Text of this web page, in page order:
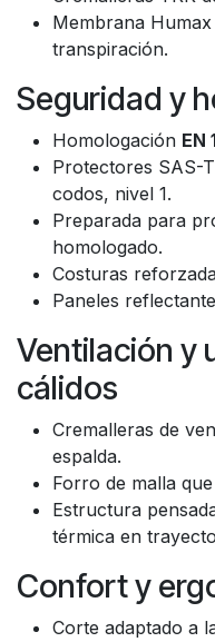
Membrana
transpiración.
Seguridad y
Homologación EN
Protectores SAS-
codos, nivel 1.
Preparada para
homologado.
Costuras
Paneles
Ventilación y
cálidos
Cremalleras de
espalda.
Forro de malla
Estructura
térmica en
Confort y
Corte adaptado a